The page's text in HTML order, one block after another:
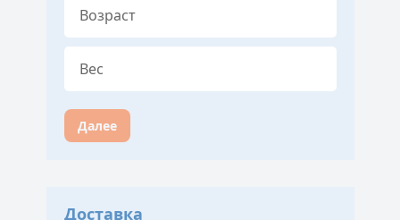
Далее
Доставка